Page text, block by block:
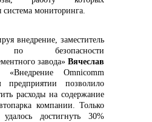
система мониторинга.
заместитель
по безопасности
завода» Вячеслав
Omnicomm
позволило
расходы на содержание
компании. Только
достигнуть 30%